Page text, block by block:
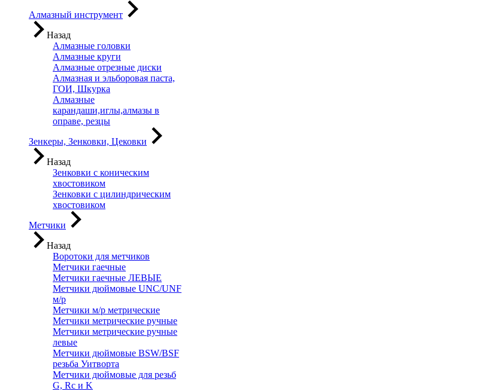
Алмазный инструмент
Назад
Алмазные головки
Алмазные круги
Алмазные отрезные диски
Алмазная и эльборовая паста,
ГОИ, Шкурка
Алмазные
карандаши,иглы,алмазы в
оправе, резцы
Зенкеры, Зенковки, Цековки
Назад
Зенковки с коническим
хвостовиком
Зенковки с цилиндрическим
хвостовиком
Метчики
Назад
Воротоки для метчиков
Метчики гаечные
Метчики гаечные ЛЕВЫЕ
Метчики дюймовые UNC/UNF
м/р
Метчики м/р метрические
Метчики метрические ручные
Метчики метрические ручные
левые
Метчики дюймовые BSW/BSF
резьба Уитворта
Метчики дюймовые для резьб
G, Rc и K